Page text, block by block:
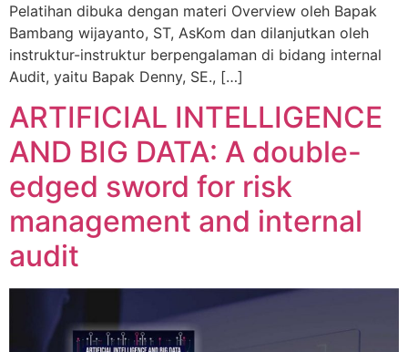
Pelatihan dibuka dengan materi Overview oleh Bapak
Bambang wijayanto, ST, AsKom dan dilanjutkan oleh
instruktur-instruktur berpengalaman di bidang internal
Audit, yaitu Bapak Denny, SE., […]
ARTIFICIAL INTELLIGENCE
AND BIG DATA: A double-
edged sword for risk
management and internal
audit